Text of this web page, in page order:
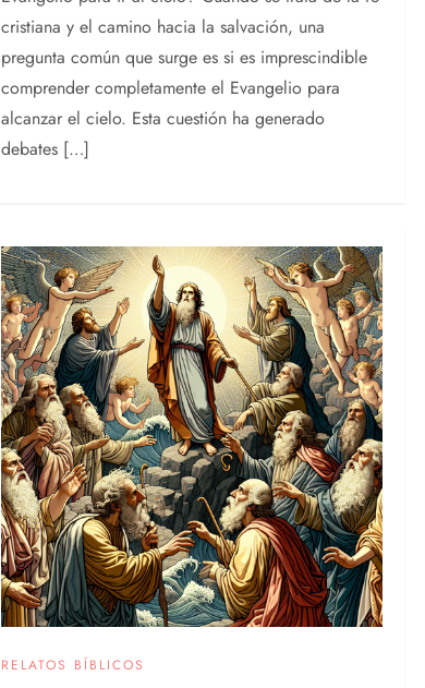
cristiana y el camino hacia la salvación, una
pregunta común que surge es si es imprescindible
comprender completamente el Evangelio para
alcanzar el cielo. Esta cuestión ha generado
debates […]
RELATOS BÍBLICOS